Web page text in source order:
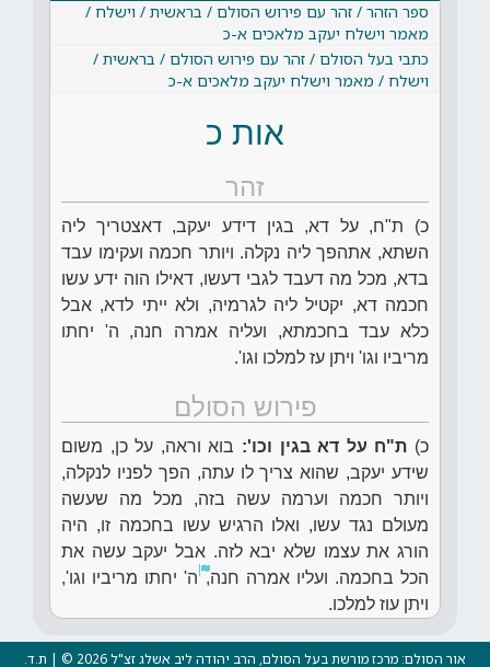
ספר הזהר / זהר עם פירוש הסולם / בראשית / וישלח /
מאמר וישלח יעקב מלאכים א-כ
כתבי בעל הסולם / זהר עם פירוש הסולם / בראשית /
וישלח / מאמר וישלח יעקב מלאכים א-כ
אות כ
זהר
כ) ת"ח, על דא, בגין דידע יעקב, דאצטריך ליה
השתא, אתהפך ליה נקלה. ויותר חכמה ועקימו עבד
בדא, מכל מה דעבד לגבי דעשו, דאילו הוה ידע עשו
חכמה דא, יקטיל ליה לגרמיה, ולא ייתי לדא, אבל
כלא עבד בחכמתא, ועליה אמרה חנה, ה' יחתו
מריביו וגו' ויתן עז למלכו וגו'.
פירוש הסולם
כ) ת"ח על דא בגין וכו': בוא וראה, על כן, משום
שידע יעקב, שהוא צריך לו עתה, הפך לפניו לנקלה,
ויותר חכמה וערמה עשה בזה, מכל מה שעשה
מעולם נגד עשו, ואלו הרגיש עשו בחכמה זו, היה
הורג את עצמו שלא יבא לזה. אבל יעקב עשה את
הכל בחכמה. ועליו אמרה חנה,ה' יחתו מריביו וגו',
ויתן עוז למלכו.
אור הסולם: מרכז מורשת בעל הסולם, הרב יהודה ליב אשלג זצ"ל 2026 © | ת.ד.